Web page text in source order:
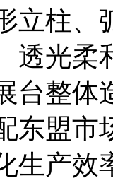
立柱、
透光柔
台整体
东盟市
生产效